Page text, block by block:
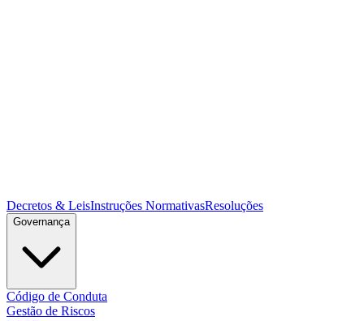
Decretos & LeisInstruções NormativasResoluções
Governança
Código de Conduta
Gestão de Riscos